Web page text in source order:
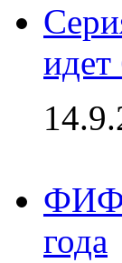
идет
года